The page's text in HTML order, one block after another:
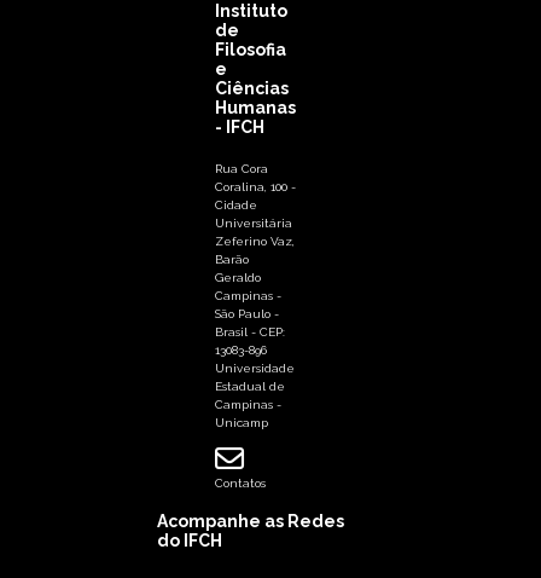
Instituto
de
Filosofia
e
Ciências
Humanas
- IFCH
Rua Cora
Coralina, 100 -
Cidade
Universitária
Zeferino Vaz,
Barão
Geraldo
Campinas -
São Paulo -
Brasil - CEP:
13083-896
Universidade
Estadual de
Campinas -
Unicamp
Contatos
Acompanhe as Redes
do IFCH